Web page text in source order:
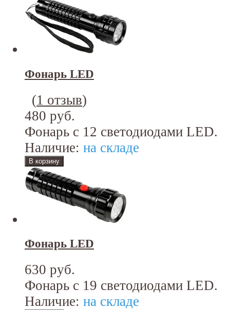
Фонарь LED
(1 отзыв)
480 руб.
Фонарь с 12 светодиодами LED.
Наличие: на складе
Фонарь LED
630 руб.
Фонарь с 19 светодиодами LED.
Наличие: на складе